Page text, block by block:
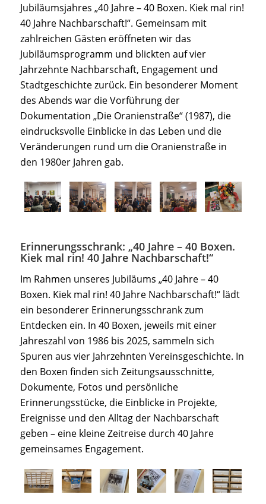
Jubiläumsjahres „40 Jahre – 40 Boxen. Kiek mal rin!
40 Jahre Nachbarschaft!“. Gemeinsam mit
zahlreichen Gästen eröffneten wir das
Jubiläumsprogramm und blickten auf vier
Jahrzehnte Nachbarschaft, Engagement und
Stadtgeschichte zurück. Ein besonderer Moment
des Abends war die Vorführung der
Dokumentation „Die Oranienstraße“ (1987), die
eindrucksvolle Einblicke in das Leben und die
Veränderungen rund um die Oranienstraße in
den 1980er Jahren gab.
Erinnerungsschrank: „40 Jahre – 40 Boxen.
Kiek mal rin! 40 Jahre Nachbarschaft!“
Im Rahmen unseres Jubiläums „40 Jahre – 40
Boxen. Kiek mal rin! 40 Jahre Nachbarschaft!“ lädt
ein besonderer Erinnerungsschrank zum
Entdecken ein. In 40 Boxen, jeweils mit einer
Jahreszahl von 1986 bis 2025, sammeln sich
Spuren aus vier Jahrzehnten Vereinsgeschichte. In
den Boxen finden sich Zeitungsausschnitte,
Dokumente, Fotos und persönliche
Erinnerungsstücke, die Einblicke in Projekte,
Ereignisse und den Alltag der Nachbarschaft
geben – eine kleine Zeitreise durch 40 Jahre
gemeinsames Engagement.